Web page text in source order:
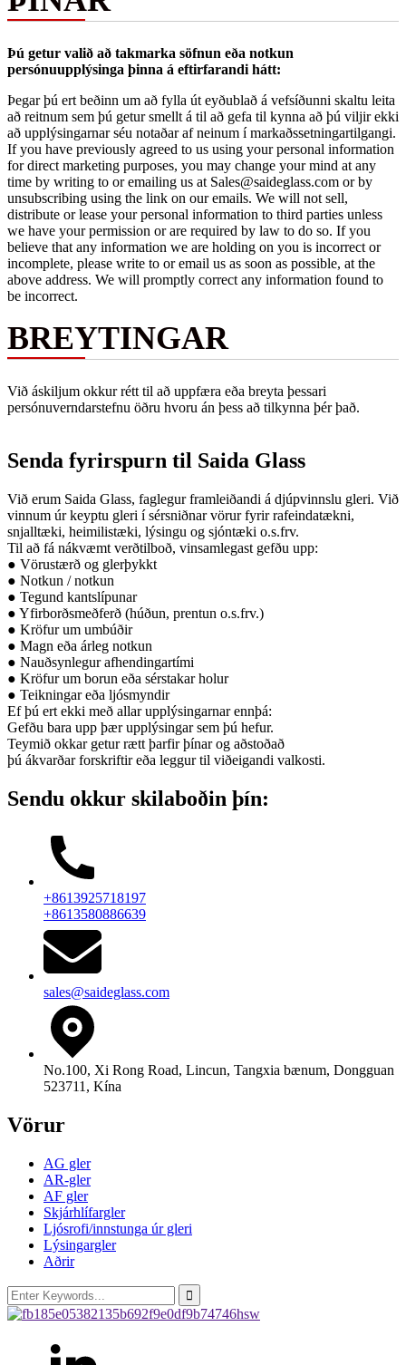
Þú getur valið að takmarka söfnun eða notkun
persónuupplýsinga þinna á eftirfarandi hátt:
Þegar þú ert beðinn um að fylla út eyðublað á vefsíðunni skaltu leita
að reitnum sem þú getur smellt á til að gefa til kynna að þú viljir ekki
að upplýsingarnar séu notaðar af neinum í markaðssetningartilgangi.
If you have previously agreed to us using your personal information
for direct marketing purposes, you may change your mind at any
time by writing to or emailing us at Sales@saideglass.com or by
unsubscribing using the link on our emails. We will not sell,
distribute or lease your personal information to third parties unless
we have your permission or are required by law to do so. If you
believe that any information we are holding on you is incorrect or
incomplete, please write to or email us as soon as possible, at the
above address. We will promptly correct any information found to
be incorrect.
BREYTINGAR
Við áskiljum okkur rétt til að uppfæra eða breyta þessari
persónuverndarstefnu öðru hvoru án þess að tilkynna þér það.
Senda fyrirspurn til Saida Glass
Við erum Saida Glass, faglegur framleiðandi á djúpvinnslu gleri. Við
vinnum úr keyptu gleri í sérsniðnar vörur fyrir rafeindatækni,
snjalltæki, heimilistæki, lýsingu og sjóntæki o.s.frv.
Til að fá nákvæmt verðtilboð, vinsamlegast gefðu upp:
● Vörustærð og glerþykkt
● Notkun / notkun
● Tegund kantslípunar
● Yfirborðsmeðferð (húðun, prentun o.s.frv.)
● Kröfur um umbúðir
● Magn eða árleg notkun
● Nauðsynlegur afhendingartími
● Kröfur um borun eða sérstakar holur
● Teikningar eða ljósmyndir
Ef þú ert ekki með allar upplýsingarnar ennþá:
Gefðu bara upp þær upplýsingar sem þú hefur.
Teymið okkar getur rætt þarfir þínar og aðstoðað
þú ákvarðar forskriftir eða leggur til viðeigandi valkosti.
Sendu okkur skilaboðin þín:
+8613925718197
+8613580886639
sales@saideglass.com
No.100, Xi Rong Road, Lincun, Tangxia bænum, Dongguan
523711, Kína
Vörur
AG gler
AR-gler
AF gler
Skjárhlífargler
Ljósrofi/innstunga úr gleri
Lýsingargler
Aðrir